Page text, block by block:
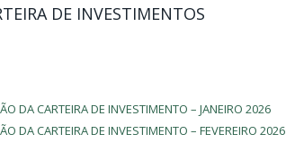
DE INVESTIMENTOS
DA CARTEIRA DE INVESTIMENTO – JANEIRO 2026
DA CARTEIRA DE INVESTIMENTO – FEVEREIRO 2026